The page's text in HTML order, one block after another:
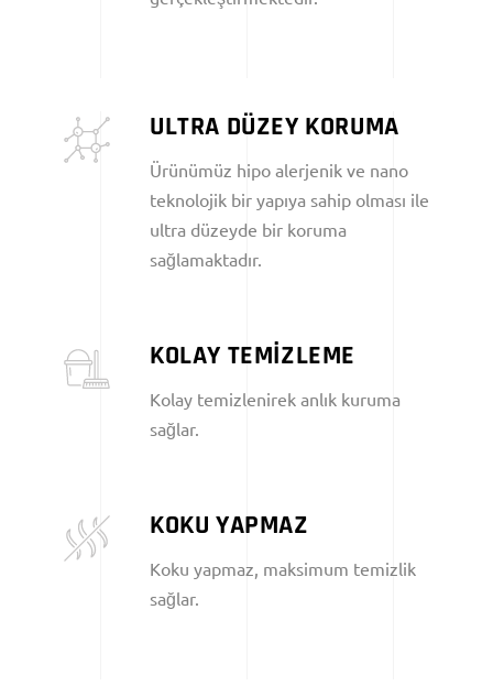
ULTRA DÜZEY KORUMA
Ürünümüz hipo alerjenik ve nano
teknolojik bir yapıya sahip olması ile
ultra düzeyde bir koruma
sağlamaktadır.
KOLAY TEMİZLEME
Kolay temizlenirek anlık kuruma
sağlar.
KOKU YAPMAZ
Koku yapmaz, maksimum temizlik
sağlar.